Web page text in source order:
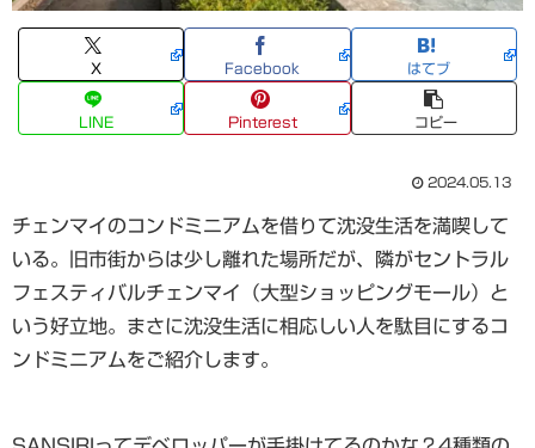
X Facebook はてブ
LINE Pinterest コピー
2024.05.13
チェンマイのコンドミニアムを借りて沈没生活を満喫して
いる。旧市街からは少し離れた場所だが、隣がセントラル
フェスティバルチェンマイ（大型ショッピングモール）と
いう好立地。まさに沈没生活に相応しい人を駄目にするコ
ンドミニアムをご紹介します。